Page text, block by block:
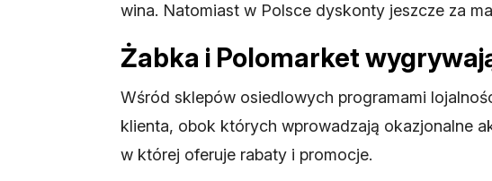
wina. Natomiast w Polsce dyskonty jeszcze za
Żabka i Polomarket
Wśród sklepów osiedlowych programami
klienta, obok których wprowadzają okazjonalne
w której oferuje rabaty i promocje.